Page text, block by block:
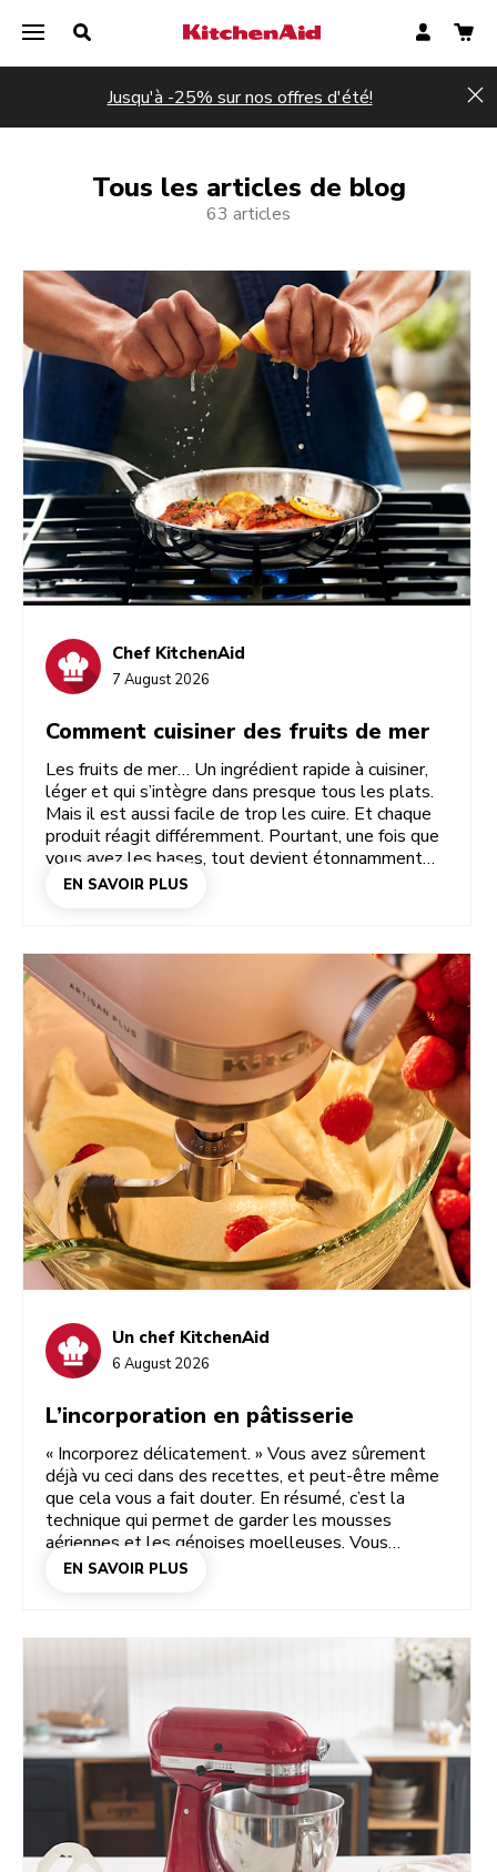
Jusqu'à -25% sur nos offres d'été!
Tous les articles de blog
63 articles
Chef KitchenAid
7 August 2026
Comment cuisiner des fruits de mer
Les fruits de mer… Un ingrédient rapide à cuisiner,
léger et qui s’intègre dans presque tous les plats.
Mais il est aussi facile de trop les cuire. Et chaque
produit réagit différemment. Pourtant, une fois que
vous avez les bases, tout devient étonnamment
simple. Il faut savoir quel produit de la mer choisir,
gagnerez en assurance pour réussir tous vos plats
de fruits de mer. Ces conseils et recettes sont là
pour vous y aider.
EN SAVOIR PLUS
Un chef KitchenAid
6 August 2026
L’incorporation en pâtisserie
« Incorporez délicatement. » Vous avez sûrement
déjà vu ceci dans des recettes, et peut-être même
que cela vous a fait douter. En résumé, c’est la
technique qui permet de garder les mousses
aériennes et les génoises moelleuses. Vous
découvrirez ici le fonctionnement de cette
EN SAVOIR PLUS